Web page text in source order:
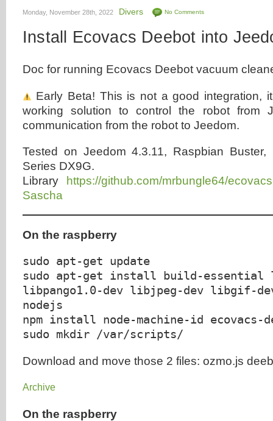
Monday, November 28th, 2022 Divers No Comments
Install Ecovacs Deebot into
Doc for running Ecovacs Deebot vacuum
Early Beta! This is not a good integration,
working solution to control the robot from
communication from the robot to Jeedom.
Tested on Jeedom 4.3.11, Raspbian Buster,
Series DX9G.
Library https://github.com/mrbungle64/
Sascha
On the raspberry
sudo apt-get update
sudo apt-get install build-essential
libpango1.0-dev libjpeg-dev libgif-
nodejs
npm install node-machine-id ecovacs-
sudo mkdir /var/scripts/
Download and move those 2 files: ozmo.js
Archive
On the raspberry